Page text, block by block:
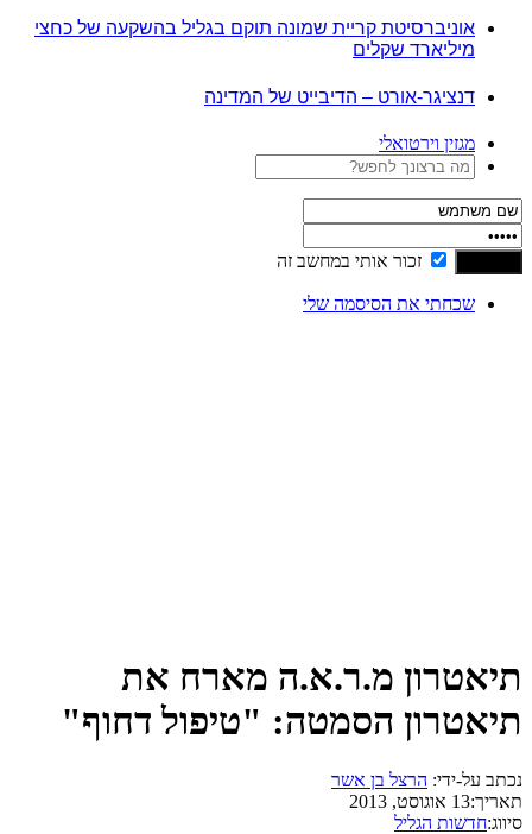
אוניברסיטת קריית שמונה תוקם בגליל בהשקעה של כחצי
מיליארד שקלים
דנציגר-אורט – הדיבייט של המדינה
מגזין וירטואלי
זכור אותי במחשב זה
שכחתי את הסיסמה שלי
תיאטרון מ.ר.א.ה מארח את
תיאטרון הסמטה: "טיפול דחוף"
נכתב על-ידי: הרצל בן אשר
תאריך:13 אוגוסט, 2013
סיווג:חדשות הגליל